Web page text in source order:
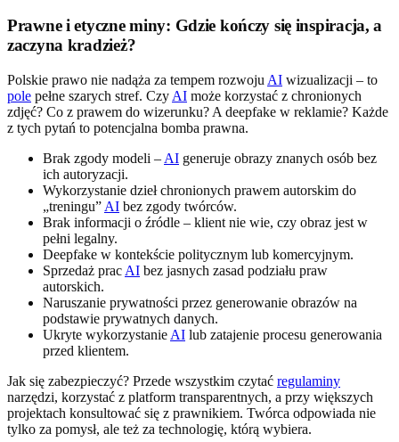
Prawne i etyczne miny: Gdzie kończy się inspiracja, a
zaczyna kradzież?
Polskie prawo nie nadąża za tempem rozwoju AI wizualizacji – to
pole pełne szarych stref. Czy AI może korzystać z chronionych
zdjęć? Co z prawem do wizerunku? A deepfake w reklamie? Każde
z tych pytań to potencjalna bomba prawna.
Brak zgody modeli – AI generuje obrazy znanych osób bez
ich autoryzacji.
Wykorzystanie dzieł chronionych prawem autorskim do
„treningu” AI bez zgody twórców.
Brak informacji o źródle – klient nie wie, czy obraz jest w
pełni legalny.
Deepfake w kontekście politycznym lub komercyjnym.
Sprzedaż prac AI bez jasnych zasad podziału praw
autorskich.
Naruszanie prywatności przez generowanie obrazów na
podstawie prywatnych danych.
Ukryte wykorzystanie AI lub zatajenie procesu generowania
przed klientem.
Jak się zabezpieczyć? Przede wszystkim czytać regulaminy
narzędzi, korzystać z platform transparentnych, a przy większych
projektach konsultować się z prawnikiem. Twórca odpowiada nie
tylko za pomysł, ale też za technologię, którą wybiera.